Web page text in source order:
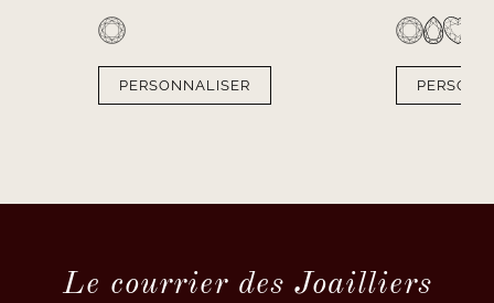
PERSONNALISER
Le courrier des Joailliers